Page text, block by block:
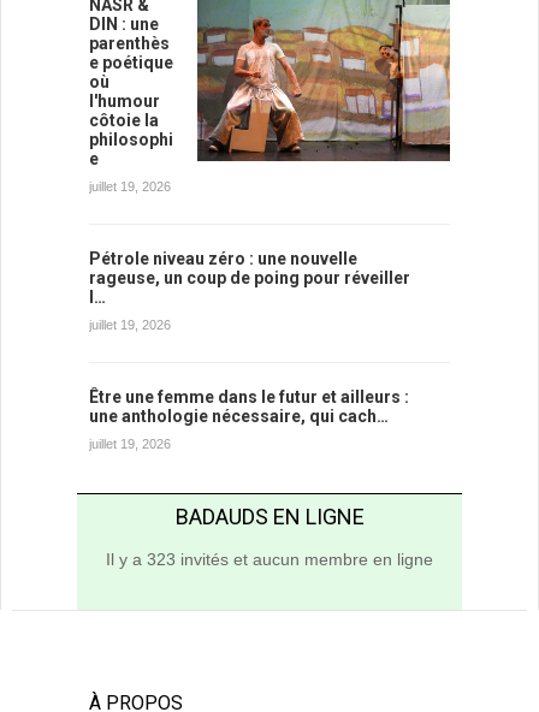
NASR &
DIN : une
parenthès
e poétique
où
l'humour
côtoie la
philosophi
e
juillet 19, 2026
Pétrole niveau zéro : une nouvelle
rageuse, un coup de poing pour réveiller
l…
juillet 19, 2026
Être une femme dans le futur et ailleurs :
une anthologie nécessaire, qui cach…
juillet 19, 2026
BADAUDS EN LIGNE
Il y a 323 invités et aucun membre en ligne
À PROPOS